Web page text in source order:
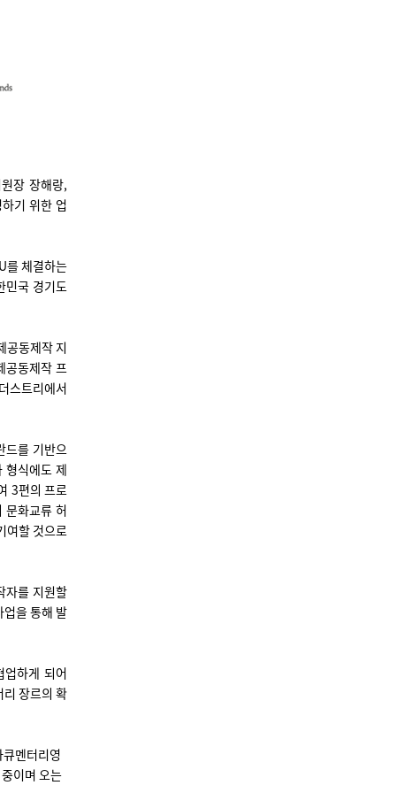
장 장해랑,
기 위한 업
를 체결하는
민국 경기도
공동제작 지
공동제작 프
스트리에서
드를 기반으
형식에도 제
3편의 프로
문화교류 허
여할 것으로
자를 지원할
을 통해 발
업하게 되어
장르의 확
멘터리영
이며 오는